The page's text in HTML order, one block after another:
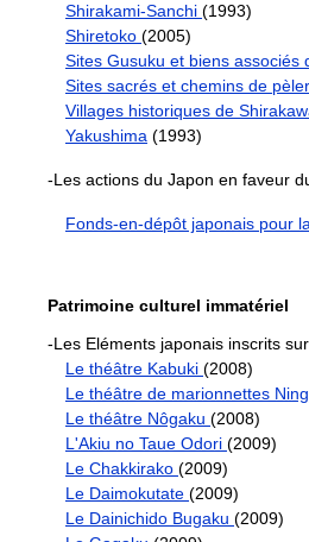
Shirakami-Sanchi (1993)
Shiretoko (2005)
Sites Gusuku et biens associés
Sites sacrés et chemins de
Villages historiques de
Yakushima (1993)
-Les actions du Japon en faveur
Fonds-en-dépôt japonais pour
Patrimoine culturel immatériel
-Les Eléments japonais inscrits
Le théâtre Kabuki (2008)
Le théâtre de marionnettes
Le théâtre Nôgaku (2008)
L'Akiu no Taue Odori (2009)
Le Chakkirako (2009)
Le Daimokutate (2009)
Le Dainichido Bugaku (2009)